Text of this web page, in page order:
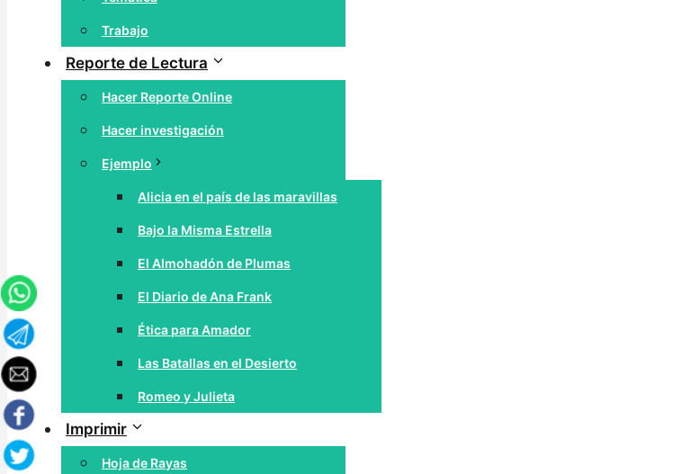
Trabajo
Reporte de Lectura
Hacer Reporte Online
Hacer investigación
Ejemplo
Alicia en el país de las maravillas
Bajo la Misma Estrella
El Almohadón de Plumas
El Diario de Ana Frank
Ética para Amador
Las Batallas en el Desierto
Romeo y Julieta
Imprimir
Hoja de Rayas